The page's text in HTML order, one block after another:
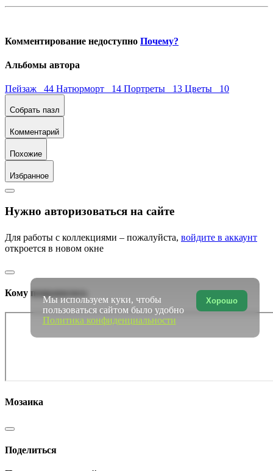
Комментирование недоступно Почему?
Альбомы автора
Пейзаж 44 Натюрморт 14 Портреты 13 Цветы 10
Собрать пазл
Комментарий
Похожие
Избранное
Нужно авторизоваться на сайте
Для работы с коллекциями – пожалуйста, войдите в аккаунт
откроется в новом окне
Кому понравилось
Мозаика
Поделиться
Хорошо
Мы используем куки, чтобы
пользоваться сайтом было удобно
Политика конфиденциальности